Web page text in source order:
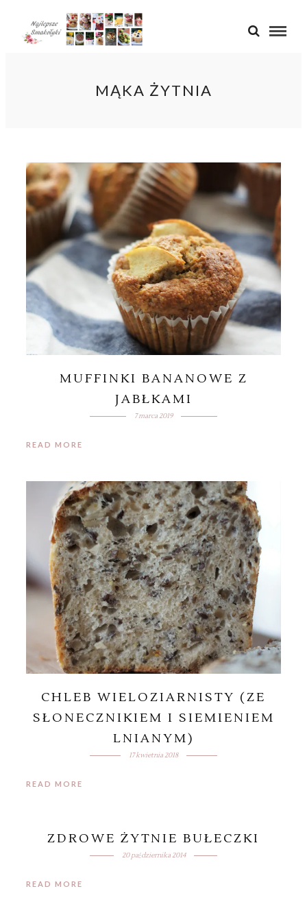
MĄKA ŻYTNIA
MUFFINKI BANANOWE Z
JABŁKAMI
7 marca 2019
READ MORE
CHLEB WIELOZIARNISTY (ZE
SŁONECZNIKIEM I SIEMIENIEM
LNIANYM)
17 kwietnia 2018
READ MORE
ZDROWE ŻYTNIE BUŁECZKI
20 października 2014
READ MORE